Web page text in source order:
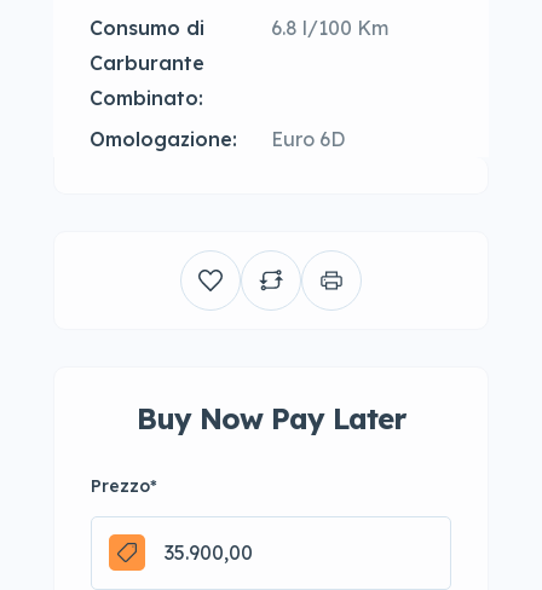
Consumo di
Carburante
Combinato:
6.8 l/100 Km
Omologazione: Euro 6D
Buy Now Pay Later
Prezzo*